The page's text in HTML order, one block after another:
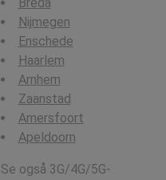
Nijmegen
Enschede
Haarlem
Arnhem
Zaanstad
Amersfoort
Apeldoorn
Se også 3G/4G/5G-